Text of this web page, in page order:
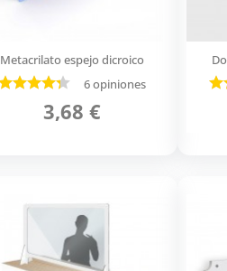
Metacrilato espejo dicroico
6 opiniones
3,68 €